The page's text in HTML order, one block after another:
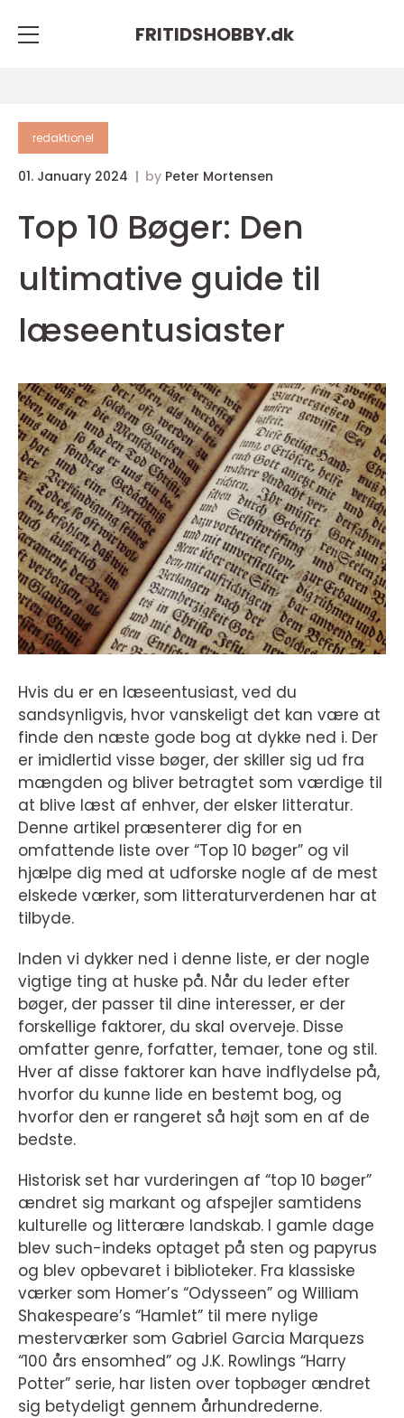
FRITIDSHOBBY.dk
redaktionel
01. January 2024 by Peter Mortensen
Top 10 Bøger: Den
ultimative guide til
læseentusiaster
Hvis du er en læseentusiast, ved du
sandsynligvis, hvor vanskeligt det kan være at
finde den næste gode bog at dykke ned i. Der
er imidlertid visse bøger, der skiller sig ud fra
mængden og bliver betragtet som værdige til
at blive læst af enhver, der elsker litteratur.
Denne artikel præsenterer dig for en
omfattende liste over “Top 10 bøger” og vil
hjælpe dig med at udforske nogle af de mest
elskede værker, som litteraturverdenen har at
tilbyde.
Inden vi dykker ned i denne liste, er der nogle
vigtige ting at huske på. Når du leder efter
bøger, der passer til dine interesser, er der
forskellige faktorer, du skal overveje. Disse
omfatter genre, forfatter, temaer, tone og stil.
Hver af disse faktorer kan have indflydelse på,
hvorfor du kunne lide en bestemt bog, og
hvorfor den er rangeret så højt som en af de
bedste.
Historisk set har vurderingen af “top 10 bøger”
ændret sig markant og afspejler samtidens
kulturelle og litterære landskab. I gamle dage
blev such-indeks optaget på sten og papyrus
og blev opbevaret i biblioteker. Fra klassiske
værker som Homer’s “Odysseen” og William
Shakespeare’s “Hamlet” til mere nylige
mesterværker som Gabriel Garcia Marquezs
“100 års ensomhed” og J.K. Rowlings “Harry
Potter” serie, har listen over topbøger ændret
sig betydeligt gennem århundrederne.